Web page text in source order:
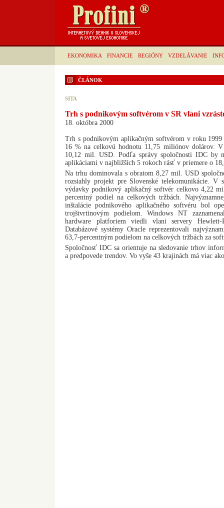
EKONOMIKA FINANCIE REGIÓNY VZDELÁVANIE
ČLÁNOK
SITA
Trh s podnikovým softvérom v SR vlani
18. októbra 2000
Trh s podnikovým aplikačným softvérom v roku 1999
16 % na celkovú hodnotu 11,75 miliónov dolárov.
10,12 mil. USD. Podľa správy spoločnosti IDC by
aplikáciami v najbližších 5 rokoch rásť v priemere o
Na trhu dominovala s obratom 8,27 mil. USD
rozsiahly projekt pre Slovenské telekomunikácie. V
výdavky podnikový aplikačný softvér celkovo 4,22
percentný podiel na celkových tržbách.
inštalácie podnikového aplikačného softvéru bol
trojštvrtinovým podielom. Windows NT
hardware platforiem viedli vlani servery
Databázové systémy Oracle reprezentovali
63,7-percentným podielom na celkových tržbách za
Spoločnosť IDC sa orientuje na sledovanie trhov
a predpovede trendov. Vo vyše 43 krajinách má viac